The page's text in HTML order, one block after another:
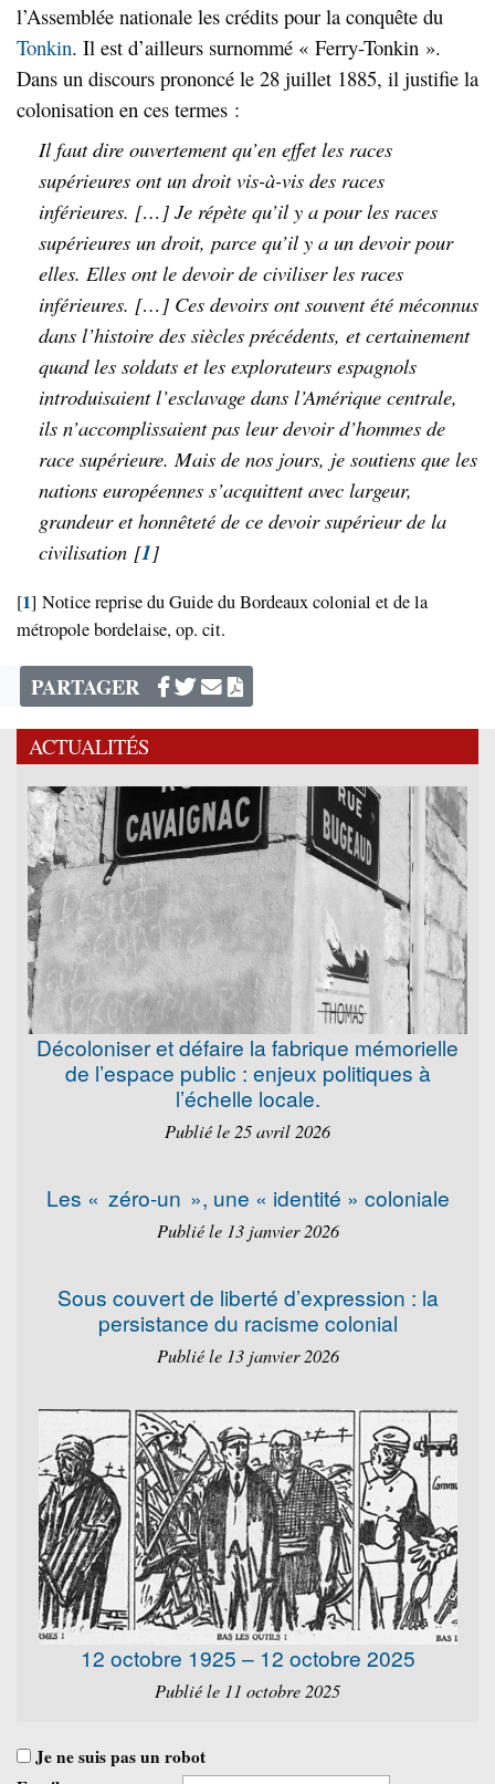
l’Assemblée nationale les crédits pour la conquête du
Tonkin. Il est d’ailleurs surnommé « Ferry-Tonkin ».
Dans un discours prononcé le 28 juillet 1885, il justifie la
colonisation en ces termes :
Il faut dire ouvertement qu’en effet les races
supérieures ont un droit vis-à-vis des races
inférieures. […] Je répète qu’il y a pour les races
supérieures un droit, parce qu’il y a un devoir pour
elles. Elles ont le devoir de civiliser les races
inférieures. […] Ces devoirs ont souvent été méconnus
dans l’histoire des siècles précédents, et certainement
quand les soldats et les explorateurs espagnols
introduisaient l’esclavage dans l’Amérique centrale,
ils n’accomplissaient pas leur devoir d’hommes de
race supérieure. Mais de nos jours, je soutiens que les
nations européennes s’acquittent avec largeur,
grandeur et honnêteté de ce devoir supérieur de la
civilisation [1]
[1] Notice reprise du Guide du Bordeaux colonial et de la
métropole bordelaise, op. cit.
PARTAGER
ACTUALITÉS
Décoloniser et défaire la fabrique mémorielle
de l’espace public : enjeux politiques à
l’échelle locale.
Publié le 25 avril 2026
Les « zéro-un », une « identité » coloniale
Publié le 13 janvier 2026
Sous couvert de liberté d’expression : la
persistance du racisme colonial
Publié le 13 janvier 2026
12 octobre 1925 – 12 octobre 2025
Publié le 11 octobre 2025
Je ne suis pas un robot